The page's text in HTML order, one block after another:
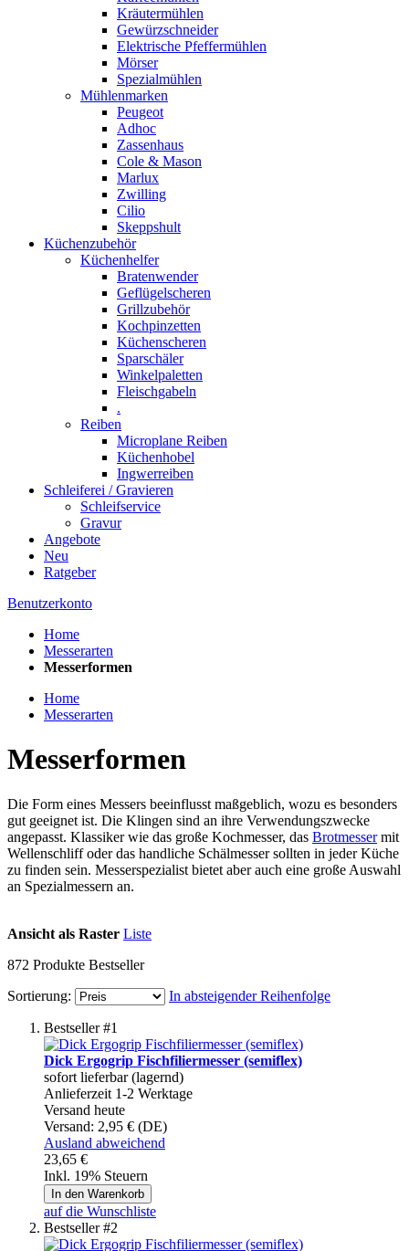
Kräutermühlen
Gewürzschneider
Elektrische Pfeffermühlen
Mörser
Spezialmühlen
Mühlenmarken
Peugeot
Adhoc
Zassenhaus
Cole & Mason
Marlux
Zwilling
Cilio
Skeppshult
Küchenzubehör
Küchenhelfer
Bratenwender
Geflügelscheren
Grillzubehör
Kochpinzetten
Küchenscheren
Sparschäler
Winkelpaletten
Fleischgabeln
.
Reiben
Microplane Reiben
Küchenhobel
Ingwerreiben
Schleiferei / Gravieren
Schleifservice
Gravur
Angebote
Neu
Ratgeber
Benutzerkonto
Home
Messerarten
Messerformen
Home
Messerarten
Messerformen
Die Form eines Messers beeinflusst maßgeblich, wozu es besonders
gut geeignet ist. Die Klingen sind an ihre Verwendungszwecke
angepasst. Klassiker wie das große Kochmesser, das Brotmessermit
Wellenschliff oder das handliche Schälmesser sollten in jeder Küche
zu finden sein. Messerspezialist bietet aber auch eine große Auswahl
an Spezialmessern an.
Ansicht als Raster Liste
872 Produkte Bestseller
Sortierung:
In absteigender Reihenfolge
Bestseller #1
Dick Ergogrip Fischfiliermesser (semiflex)
sofort lieferbar (lagernd)
Anlieferzeit 1-2 Werktage
Versand heute
Versand: 2,95 € (DE)
Ausland abweichend
23,65 €
Inkl. 19% Steuern
In den Warenkorb
auf die Wunschliste
Bestseller #2